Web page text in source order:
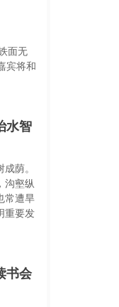
面无
宾将和
水智
荫。
沟壑纵
常遭旱
重要发
书会